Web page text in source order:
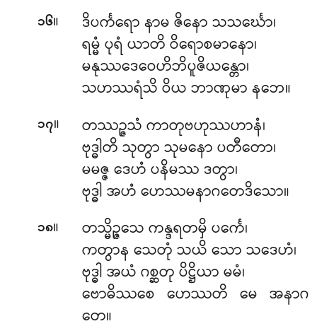
၁၆။
ဒိပင်္ကရော နာမ ဇိနော သသင်္ဃော၊
ရမ္မံ ပုရံ ယာတိ ဝိရောစမာနော၊
မနုဿဒေဝေဟိဘိပူဇိယန္တော၊
သဟဿရံသိ ဝိယ ဘာဏုမာ နဘေ။
၁၇။
တဿဉ္ဇသံ ကာတုဗဟုဿဟာနံ၊
ဗုဒ္ဓါတိ သုတွာ သုမနော ပတီတော၊
မမဇ္ဇ ဒေဟံ ပနိမဿ ဒတွာ၊
ဗုဒ္ဓါ အဟံ ဟေဿမနာဂတေဒိသော။
၁၈။
တသ္မိဉ္ဇသေ ကန္ဒရတမှိ ပင်္ကေ၊
ကတွာန သေတုံ သယိ သော သဒေဟံ၊
ဗုဒ္ဓါ အယံ ဂစ္ဆတု ပိဋ္ဌိယာ မမံ၊
ဗောဓိဿစေ ဟေဿတိ မေ အနာဂ
တေ။